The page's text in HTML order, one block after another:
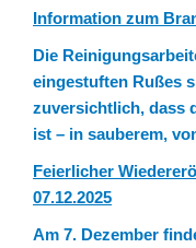
Information zum
Die
eingestuften Rußes
zuversichtlich, dass
ist – in sauberem,
Feierlicher
07.12.2025
Am 7. Dezember